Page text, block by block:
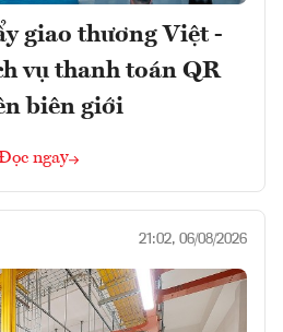
giao thương Việt -
vụ thanh toán QR
biên giới
ngay
21:02, 06/08/2026